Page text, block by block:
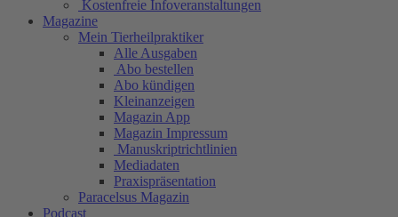
Kostenfreie Infoveranstaltungen
Magazine
Mein Tierheilpraktiker
Alle Ausgaben
Abo bestellen
Abo kündigen
Kleinanzeigen
Magazin App
Magazin Impressum
Manuskriptrichtlinien
Mediadaten
Praxispräsentation
Paracelsus Magazin
Podcast